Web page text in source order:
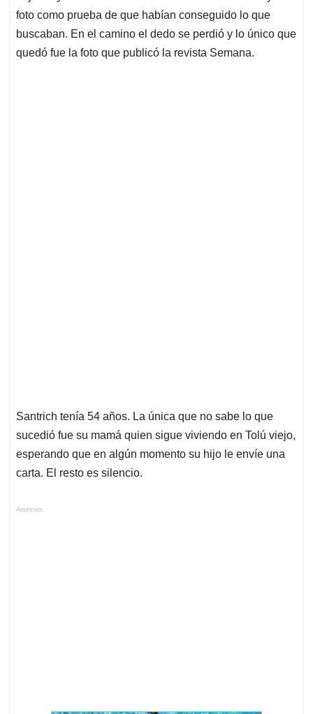
foto como prueba de que habían conseguido lo que
buscaban. En el camino el dedo se perdió y lo único que
quedó fue la foto que publicó la revista Semana.
Santrich tenía 54 años. La única que no sabe lo que
sucedió fue su mamá quien sigue viviendo en Tolú viejo,
esperando que en algún momento su hijo le envíe una
carta. El resto es silencio.
Anuncios.